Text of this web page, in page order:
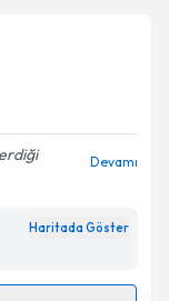
randevu
e-posta ile
belirtilen
Devamı
Haritada Göster